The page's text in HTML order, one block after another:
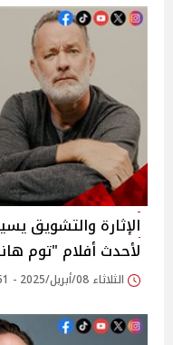
الإثارة والتشويق
لأحدث أفلام "توم
الثلاثاء 08/أبريل/2025 - 06:51 م